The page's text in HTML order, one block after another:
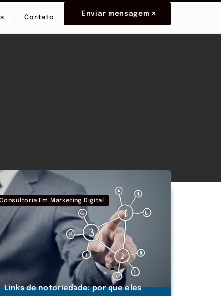
Contato
Enviar mensagem
Consultoria Em Marketing Digital
Links de notoriedade: por que eles